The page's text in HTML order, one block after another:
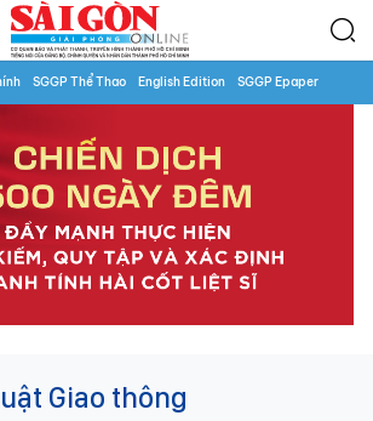
SGGP Thể Thao English Edition SGGP Epaper
Giao thông